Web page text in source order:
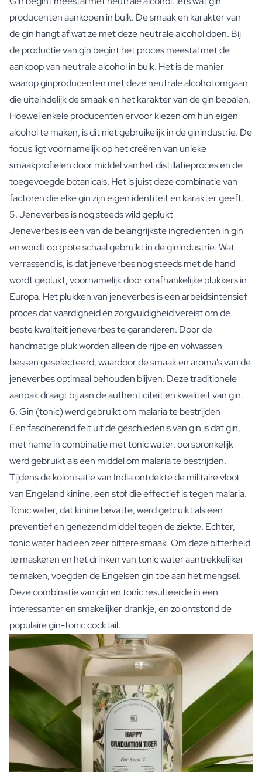
FAQ
Contact
producenten aankopen in bulk. De smaak en karakter van
de gin hangt af wat ze met deze neutrale alcohol doen. Bij
de productie van gin begint het proces meestal met de
aankoop van neutrale alcohol in bulk. Het is de manier
waarop ginproducenten met deze neutrale alcohol omgaan
die uiteindelijk de smaak en het karakter van de gin bepalen.
Hoewel enkele producenten ervoor kiezen om hun eigen
alcohol te maken, is dit niet gebruikelijk in de ginindustrie. De
focus ligt voornamelijk op het creëren van unieke
smaakprofielen door middel van het distillatieproces en de
toegevoegde botanicals. Het is juist deze combinatie van
factoren die elke gin zijn eigen identiteit en karakter geeft.
5. Jeneverbes is nog steeds wild geplukt
Jeneverbes is een van de belangrijkste ingrediënten in gin
en wordt op grote schaal gebruikt in de ginindustrie. Wat
verrassend is, is dat jeneverbes nog steeds met de hand
wordt geplukt, voornamelijk door onafhankelijke plukkers in
Europa. Het plukken van jeneverbes is een arbeidsintensief
proces dat vaardigheid en zorgvuldigheid vereist om de
beste kwaliteit jeneverbes te garanderen. Door de
handmatige pluk worden alleen de rijpe en volwassen
bessen geselecteerd, waardoor de smaak en aroma's van de
jeneverbes optimaal behouden blijven. Deze traditionele
aanpak draagt bij aan de authenticiteit en kwaliteit van gin.
6. Gin (tonic) werd gebruikt om malaria te bestrijden
Een fascinerend feit uit de geschiedenis van gin is dat gin,
met name in combinatie met tonic water, oorspronkelijk
werd gebruikt als een middel om malaria te bestrijden.
Tijdens de kolonisatie van India ontdekte de militaire vloot
van Engeland kinine, een stof die effectief is tegen malaria.
Tonic water, dat kinine bevatte, werd gebruikt als een
preventief en genezend middel tegen de ziekte. Echter,
tonic water had een zeer bittere smaak. Om deze bitterheid
te maskeren en het drinken van tonic water aantrekkelijker
te maken, voegden de Engelsen gin toe aan het mengsel.
Deze combinatie van gin en tonic resulteerde in een
interessanter en smakelijker drankje, en zo ontstond de
populaire gin-tonic cocktail.